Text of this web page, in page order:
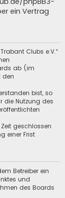
ein Vertrag
Clubs e.V.“
ab (im
den
bist, so
die Nutzung des
geschlossen
einer Frist
Betreiber ein
und
des Boards